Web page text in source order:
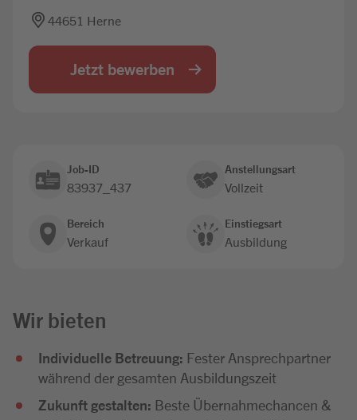
44651 Herne
Jetzt bewerben
Job-ID
83937_437
Anstellungsart
Vollzeit
Bereich
Verkauf
Einstiegsart
Ausbildung
Wir bieten
Individuelle Betreuung: Fester Ansprechpartner
während der gesamten Ausbildungszeit
Zukunft gestalten: Beste Übernahmechancen &